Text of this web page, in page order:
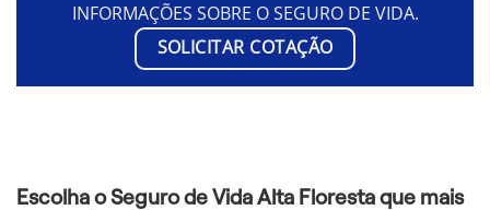
INFORMAÇÕES SOBRE O SEGURO DE VIDA.
SOLICITAR COTAÇÃO
Escolha o Seguro de Vida Alta Floresta que mais